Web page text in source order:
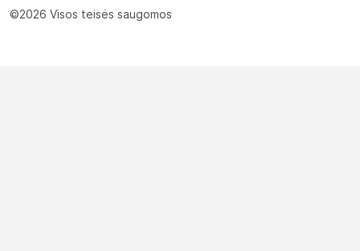
©2026 Visos teisės saugomos